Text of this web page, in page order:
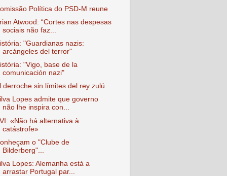
Política do PSD-M reune
Atwood: “Cortes nas despesas
sociais não faz...
"Guardianas nazis:
arcángeles del terror"
"Vigo, base de la
comunicación nazi"
derroche sin límites del rey zulú
Lopes admite que governo
não lhe inspira con...
«Não há alternativa à
catástrofe»
o "Clube de
Bilderberg"...
Lopes: Alemanha está a
arrastar Portugal par...